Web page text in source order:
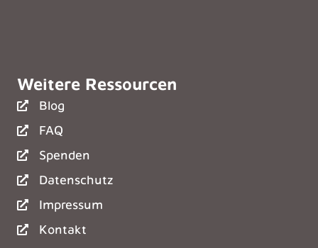
Weitere Ressourcen
Blog
FAQ
Spenden
Datenschutz
Impressum
Kontakt